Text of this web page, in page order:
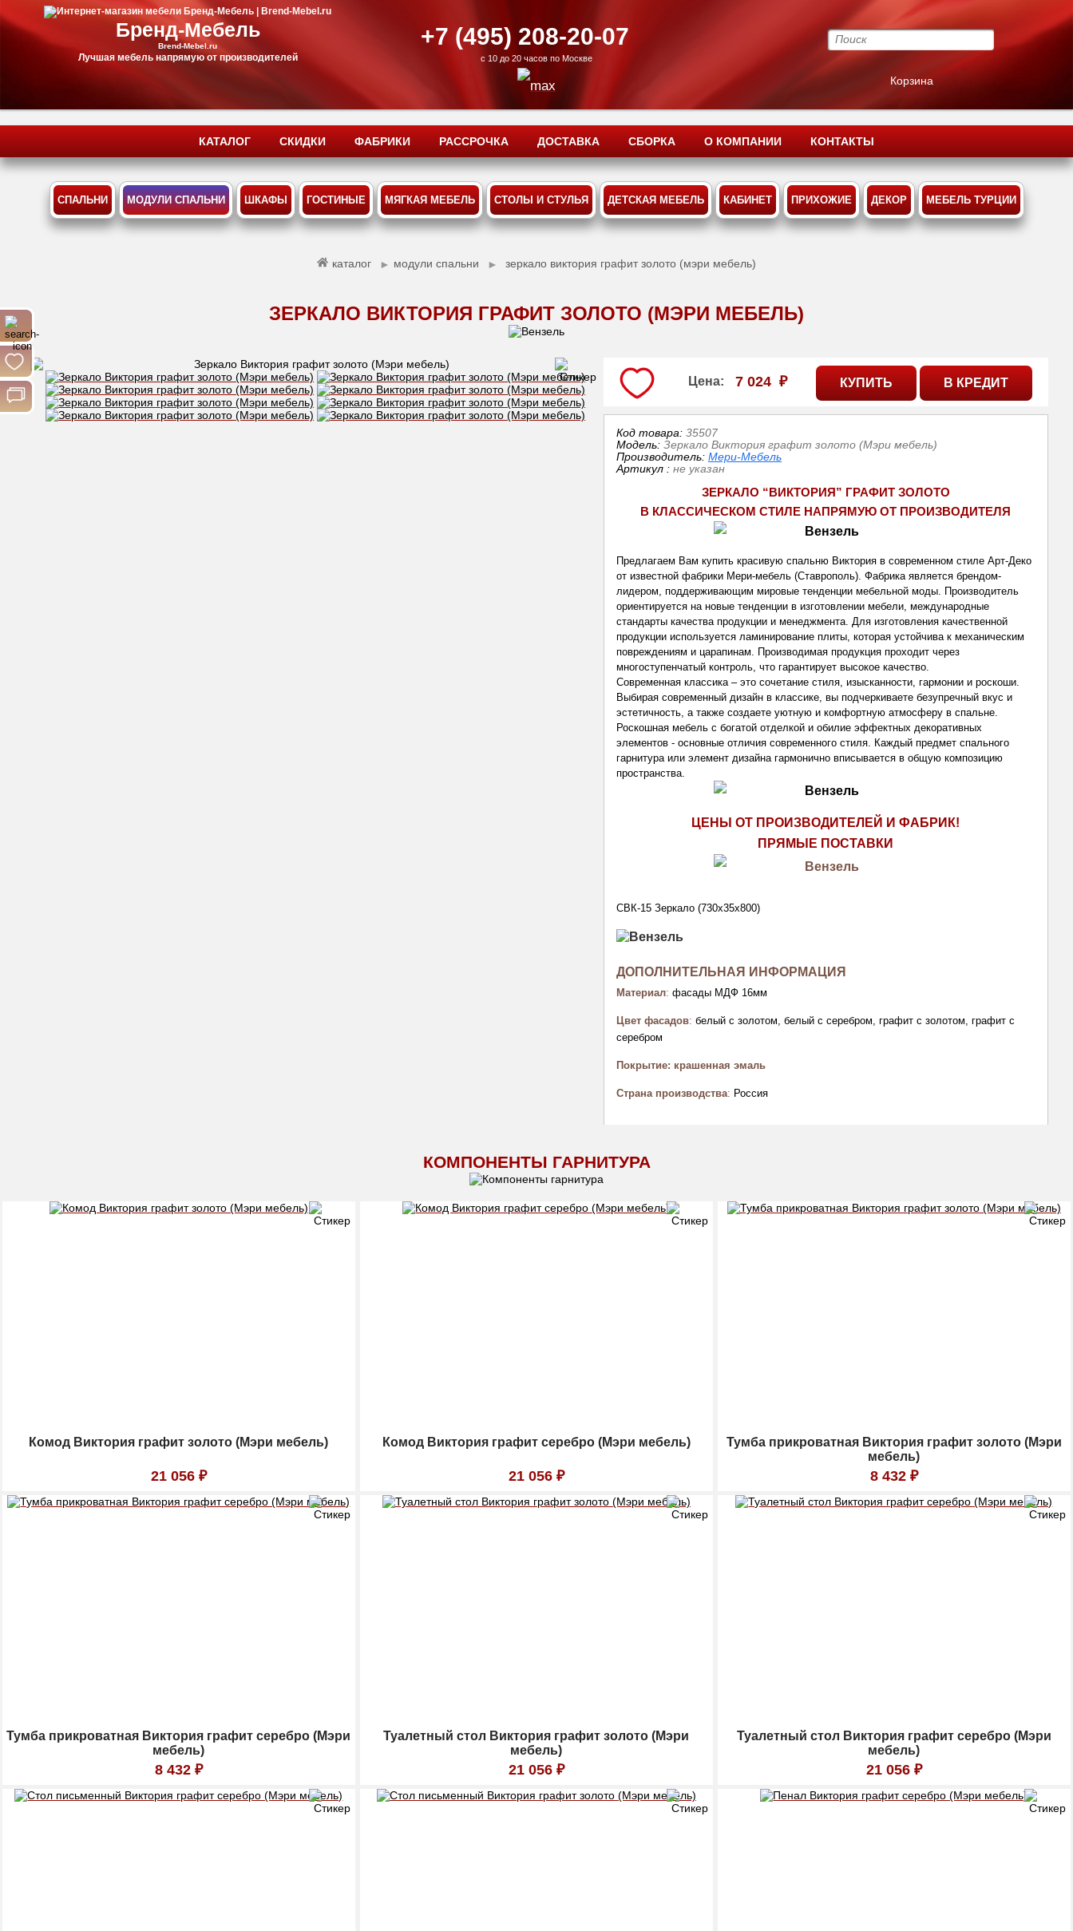
Бренд-Мебель
Brend-Mebel.ru
Лучшая мебель напрямую от производителей
Корзина
+7 (495) 208-20-07
с 10 до 20 часов по Москве
КАТАЛОГ СКИДКИ ФАБРИКИ РАССРОЧКА ДОСТАВКА СБОРКА О КОМПАНИИ КОНТАКТЫ
СПАЛЬНИ МОДУЛИ СПАЛЬНИ ШКАФЫ ГОСТИНЫЕ МЯГКАЯ МЕБЕЛЬ СТОЛЫ И СТУЛЬЯ ДЕТСКАЯ МЕБЕЛЬ КАБИНЕТ ПРИХОЖИЕ ДЕКОР МЕБЕЛЬ ТУРЦИИ
каталог ► модули спальни ► зеркало виктория графит золото (мэри мебель)
ЗЕРКАЛО ВИКТОРИЯ ГРАФИТ ЗОЛОТО (МЭРИ МЕБЕЛЬ)
Цена: 7 024 ₽
Код товара:35507
Модель:Зеркало Виктория графит золото (Мэри мебель)
Производитель:Мери-Мебель
Артикул :не указан
ЗЕРКАЛО “ВИКТОРИЯ ” ГРАФИТ ЗОЛОТО
В КЛАССИЧЕСКОМ СТИЛЕ НАПРЯМУЮ ОТ ПРОИЗВОДИТЕЛЯ
Предлагаем Вам купить красивую спальню Виктория в современном стиле Арт-Деко
от известной фабрики Мери-мебель (Ставрополь). Фабрика является брендом-
лидером, поддерживающим мировые тенденции мебельной моды. Производитель
ориентируется на новые тенденции в изготовлении мебели, международные
стандарты качества продукции и менеджмента. Для изготовления качественной
продукции используется ламинирование плиты, которая устойчива к механическим
повреждениям и царапинам. Производимая продукция проходит через
многоступенчатый контроль, что гарантирует высокое качество.
Современная классика – это сочетание стиля, изысканности, гармонии и роскоши.
Выбирая современный дизайн в классике, вы подчеркиваете безупречный вкус и
эстетичность, а также создаете уютную и комфортную атмосферу в спальне.
Роскошная мебель с богатой отделкой и обилие эффектных декоративных
элементов - основные отличия современного стиля. Каждый предмет спального
гарнитура или элемент дизайна гармонично вписывается в общую композицию
пространства.
ЦЕНЫ ОТ ПРОИЗВОДИТЕЛЕЙ И ФАБРИК!
ПРЯМЫЕ ПОСТАВКИ
СВК-15 Зеркало (730х35х800)
ДОПОЛНИТЕЛЬНАЯ ИНФОРМАЦИЯ
Материал: фасады МДФ 16мм
Цвет фасадов: белый с золотом, белый с серебром, графит с золотом, графит с
серебром
Покрытие: крашенная эмаль
Страна производства: Россия
КОМПОНЕНТЫ ГАРНИТУРА
Комод Виктория графит золото (Мэри мебель)
21 056 ₽
Комод Виктория графит серебро (Мэри мебель)
21 056 ₽
Тумба прикроватная Виктория графит золото (Мэри
мебель)
8 432 ₽
Тумба прикроватная Виктория графит серебро (Мэри
мебель)
8 432 ₽
Туалетный стол Виктория графит золото (Мэри
мебель)
21 056 ₽
Туалетный стол Виктория графит серебро (Мэри
мебель)
21 056 ₽